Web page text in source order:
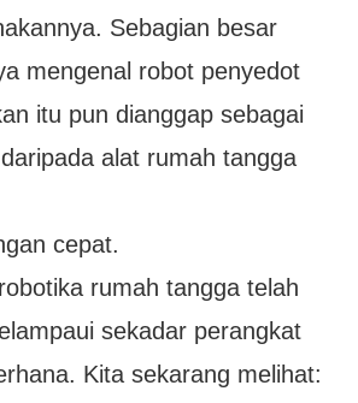
Sebagian besar
mengenal robot penyedot
itu pun dianggap sebagai
alat rumah tangga
cepat.
rumah tangga telah
sekadar perangkat
Kita sekarang melihat: